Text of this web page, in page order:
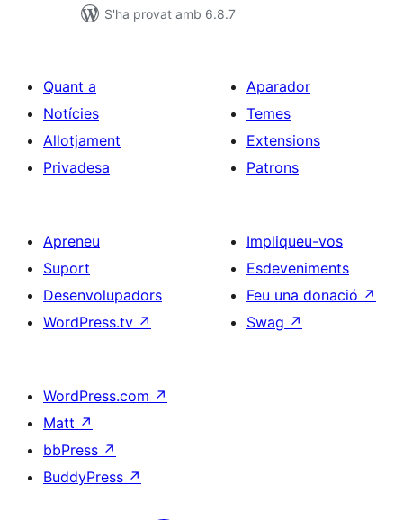
S'ha provat amb 6.8.7
Quant a
Notícies
Allotjament
Privadesa
Aparador
Temes
Extensions
Patrons
Apreneu
Suport
Desenvolupadors
WordPress.tv ↗
Impliqueu-vos
Esdeveniments
Feu una donació ↗
Swag ↗
WordPress.com ↗
Matt ↗
bbPress ↗
BuddyPress ↗